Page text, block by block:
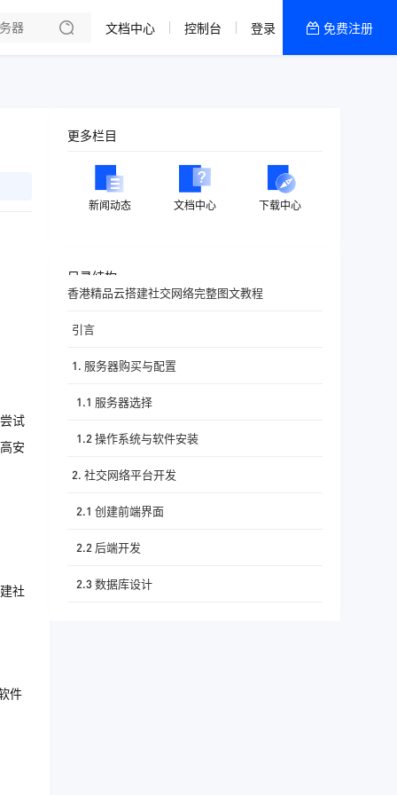
香港精品CN2云
文档中心 控制台 登录 免费注册
试
安
社
件
更多栏目
新闻动态 文档中心 下载中心
目录结构
香港精品云搭建社交网络完整图文教程
引言
1. 服务器购买与配置
1.1 服务器选择
1.2 操作系统与软件安装
2. 社交网络平台开发
2.1 创建前端界面
2.2 后端开发
2.3 数据库设计